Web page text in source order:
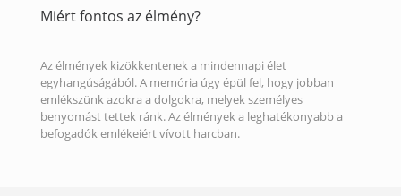
Miért fontos az élmény?
Az élmények kizökkentenek a mindennapi élet
egyhangúságából. A memória úgy épül fel, hogy jobban
emlékszünk azokra a dolgokra, melyek személyes
benyomást tettek ránk. Az élmények a leghatékonyabb a
befogadók emlékeiért vívott harcban.